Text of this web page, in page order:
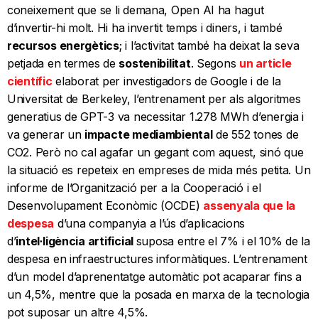
coneixement que se li demana, Open AI ha hagut
d’invertir-hi molt. Hi ha invertit temps i diners, i també
recursos energètics; i l’activitat també ha deixat la seva
petjada en termes de sostenibilitat. Segons un article
científic elaborat per investigadors de Google i de la
Universitat de Berkeley, l’entrenament per als algoritmes
generatius de GPT-3 va necessitar 1.278 MWh d’energia i
va generar un impacte mediambientalde 552 tones de
CO2. Però no cal agafar un gegant com aquest, sinó que
la situació es repeteix en empreses de mida més petita. Un
informe de l’Organització per a la Cooperació i el
Desenvolupament Econòmic (OCDE) assenyala que la
despesa d’una companyia a l’ús d’aplicacions
d’intel·ligència artificial suposa entre el 7% i el 10% de la
despesa en infraestructures informàtiques. L’entrenament
d’un model d’aprenentatge automàtic pot acaparar fins a
un 4,5%, mentre que la posada en marxa de la tecnologia
pot suposar un altre 4,5%.